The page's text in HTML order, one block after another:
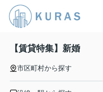
【賃貸特集】新婚
市区町村から探す